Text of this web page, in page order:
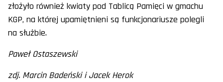
złożyło również kwiaty pod Tablicą Pamięci w gmachu
KGP, na której upamiętnieni są funkcjonariusze polegli
na służbie.
Paweł Ostaszewski
zdj. Marcin Badeński i Jacek Herok